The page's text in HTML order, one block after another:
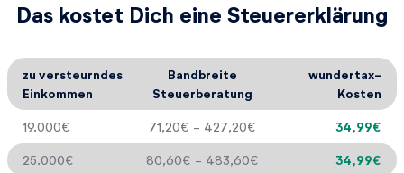
Das kostet Dich eine Steuererklärung
zu versteurndes
Einkommen
Bandbreite
Steuerberatung
wundertax-
Kosten
19.000€ 71,20€ - 427,20€ 34,99€
25.000€ 80,60€ - 483,60€ 34,99€